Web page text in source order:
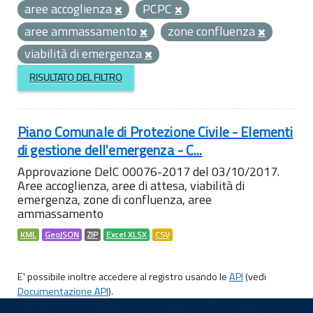
aree accoglienza
PCPC
aree ammassamento
zone confluenza
viabilità di emergenza
RISULTATO DEL FILTRO
Piano Comunale di Protezione Civile - Elementi
di gestione dell'emergenza - C...
Approvazione DelC 00076-2017 del 03/10/2017.
Aree accoglienza, aree di attesa, viabilità di
emergenza, zone di confluenza, aree
ammassamento
KML GeoJSON ZIP Excel XLSX CSV
E' possibile inoltre accedere al registro usando leAPI(vedi
Documentazione API).